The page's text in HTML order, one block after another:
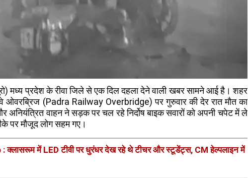
मध्य प्रदेश के रीवा जिले से एक दिल दहला देने वाली खबर सामने आई है। शहर
ओवरब्रिज (Padra Railway Overbridge) पर गुरुवार की देर रात मौत का
अनियंत्रित वाहन ने सड़क पर चल रहे निर्दोष बाइक सवारों को अपनी चपेट में ले
पर मौजूद लोग सहम गए।
में LED टीवी पर धुरंधर देख रहे थे टीचर और स्टूडेंट्स, CM हेल्पलाइन में